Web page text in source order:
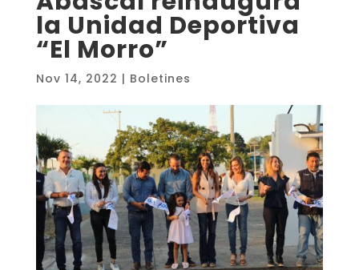
la Unidad Deportiva
“El Morro”
Nov 14, 2022 | Boletines